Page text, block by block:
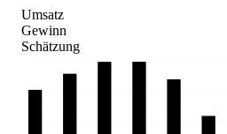
Umsatz
Gewinn
Schätzung